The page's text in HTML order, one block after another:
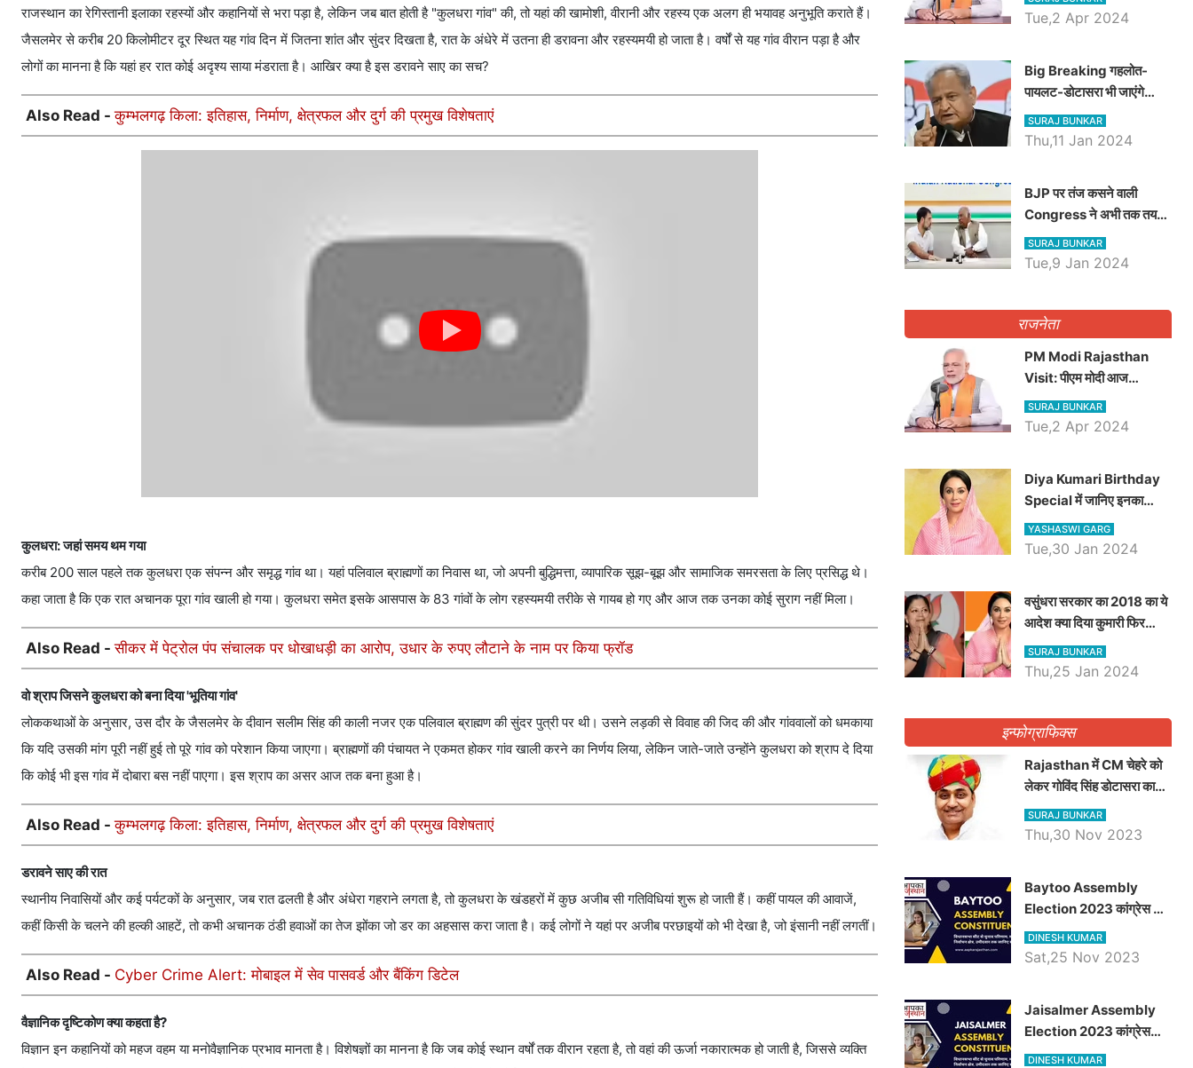
राजस्थान का रेगिस्तानी इलाका रहस्यों और कहानियों से भरा पड़ा है, लेकिन जब बात होती है "कुलधरा गांव" की, तो यहां की खामोशी, वीरानी और रहस्य एक अलग ही भयावह अनुभूति कराते हैं।
जैसलमेर से करीब 20 किलोमीटर दूर स्थित यह गांव दिन में जितना शांत और सुंदर दिखता है, रात के अंधेरे में उतना ही डरावना और रहस्यमयी हो जाता है। वर्षों से यह गांव वीरान पड़ा है और
लोगों का मानना है कि यहां हर रात कोई अदृश्य साया मंडराता है। आखिर क्या है इस डरावने साए का सच?
Also Read -कुम्भलगढ़ किला: इतिहास, निर्माण, क्षेत्रफल और दुर्ग की प्रमुख विशेषताएं
कुलधरा: जहां समय थम गया
करीब 200 साल पहले तक कुलधरा एक संपन्न और समृद्ध गांव था। यहां पलिवाल ब्राह्मणों का निवास था, जो अपनी बुद्धिमत्ता, व्यापारिक सूझ-बूझ और सामाजिक समरसता के लिए प्रसिद्ध थे।
कहा जाता है कि एक रात अचानक पूरा गांव खाली हो गया। कुलधरा समेत इसके आसपास के 83 गांवों के लोग रहस्यमयी तरीके से गायब हो गए और आज तक उनका कोई सुराग नहीं मिला।
Also Read -सीकर में पेट्रोल पंप संचालक पर धोखाधड़ी का आरोप, उधार के रुपए लौटाने के नाम पर किया फ्रॉड
वो श्राप जिसने कुलधरा को बना दिया 'भूतिया गांव'
लोककथाओं के अनुसार, उस दौर के जैसलमेर के दीवान सलीम सिंह की काली नजर एक पलिवाल ब्राह्मण की सुंदर पुत्री पर थी। उसने लड़की से विवाह की जिद की और गांववालों को धमकाया
कि यदि उसकी मांग पूरी नहीं हुई तो पूरे गांव को परेशान किया जाएगा। ब्राह्मणों की पंचायत ने एकमत होकर गांव खाली करने का निर्णय लिया, लेकिन जाते-जाते उन्होंने कुलधरा को श्राप दे दिया
कि कोई भी इस गांव में दोबारा बस नहीं पाएगा। इस श्राप का असर आज तक बना हुआ है।
Also Read -कुम्भलगढ़ किला: इतिहास, निर्माण, क्षेत्रफल और दुर्ग की प्रमुख विशेषताएं
डरावने साए की रात
स्थानीय निवासियों और कई पर्यटकों के अनुसार, जब रात ढलती है और अंधेरा गहराने लगता है, तो कुलधरा के खंडहरों में कुछ अजीब सी गतिविधियां शुरू हो जाती हैं। कहीं पायल की आवाजें,
कहीं किसी के चलने की हल्की आहटें, तो कभी अचानक ठंडी हवाओं का तेज झोंका जो डर का अहसास करा जाता है। कई लोगों ने यहां पर अजीब परछाइयों को भी देखा है, जो इंसानी नहीं लगतीं।
Also Read - Cyber Crime Alert: मोबाइल में सेव पासवर्ड और बैंकिंग डिटेल
वैज्ञानिक दृष्टिकोण क्या कहता है?
विज्ञान इन कहानियों को महज वहम या मनोवैज्ञानिक प्रभाव मानता है। विशेषज्ञों का मानना है कि जब कोई स्थान वर्षों तक वीरान रहता है, तो वहां की ऊर्जा नकारात्मक हो जाती है, जिससे व्यक्ति
विशाल रैली, एक सभा से 8 सीटों
Tue,2 Apr 2024
Big Breaking गहलोत-
पायलट-डोटासरा भी जाएंगे
अयोध्या, करेंगे रामलला के दर्शन
SURAJ BUNKAR
Thu,11 Jan 2024
BJP पर तंज कसने वाली
Congress ने अभी तक तय
नहीं किया नेता प्रतिपक्ष, जानें
कौन होगा दावेदार
SURAJ BUNKAR
Tue,9 Jan 2024
राजनेता
PM Modi Rajasthan
Visit: पीएम मोदी आज
राजस्थान में कोटपूतली में करेंगे
विशाल रैली, एक सभा से 8 सीटों
SURAJ BUNKAR
Tue,2 Apr 2024
Diya Kumari Birthday
Special में जानिए इनका
राजकुमारी से राजस्थान की
डिप्टी सीएम बनने तक का सफर,
YASHASWI GARG
Tue,30 Jan 2024
वसुंधरा सरकार का 2018 का ये
आदेश क्या दिया कुमारी फिर
करेंगी लागू? कांग्रेस सरकार ने
किया था निरस्त
SURAJ BUNKAR
Thu,25 Jan 2024
इन्फोग्राफिक्स
Rajasthan में CM चेहरे को
लेकर गोविंद सिंह डोटासरा का
बड़ा बयान आया सामने, जानें
विचार
SURAJ BUNKAR
Thu,30 Nov 2023
Baytoo Assembly
Election 2023 कांग्रेस से
हरीश चौधरी तो बालाराम मुंड होंगे
भाजपा उम्मीदवार, जानिये बायतू
DINESH KUMAR
Sat,25 Nov 2023
​​​​​​​Jaisalmer Assembly
Election 2023 कांग्रेस
रूपा राम मेघवाल तो छोटु सिंह
DINESH KUMAR